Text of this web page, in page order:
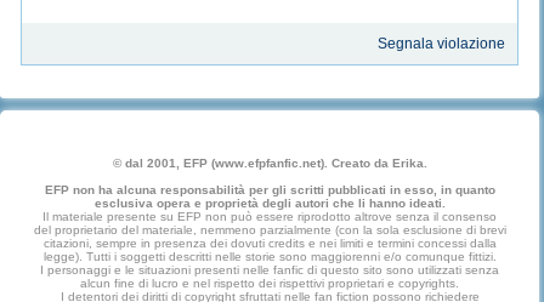
Segnala violazione
© dal 2001, EFP (www.efpfanfic.net). Creato da Erika.
EFP non ha alcuna responsabilità per gli scritti pubblicati in esso, in quanto
esclusiva opera e proprietà degli autori che li hanno ideati.
Il materiale presente su EFP non può essere riprodotto altrove senza il consenso
del proprietario del materiale, nemmeno parzialmente (con la sola esclusione di brevi
citazioni, sempre in presenza dei dovuti credits e nei limiti e termini concessi dalla
legge). Tutti i soggetti descritti nelle storie sono maggiorenni e/o comunque fittizi.
I personaggi e le situazioni presenti nelle fanfic di questo sito sono utilizzati senza
alcun fine di lucro e nel rispetto dei rispettivi proprietari e copyrights.
I detentori dei diritti di copyright sfruttati nelle fan fiction possono richiedere